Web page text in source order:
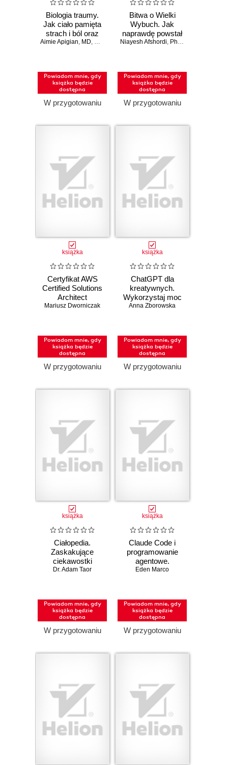
Biologia traumy.
Jak ciało pamięta
strach i ból oraz
jak przywrócić mu
Aimie Apigian, MD, Gabor Maté,MD
Powiadom mnie, gdy
książka będzie
dostępna
W przygotowaniu
Bitwa o Wielki
Wybuch. Jak
naprawdę powstał
Wszechświat
Niayesh Afshordi, Phil Halper
Powiadom mnie, gdy
książka będzie
dostępna
W przygotowaniu
książka
Certyfikat AWS
Certified Solutions
Architect
Associate.
projektowania w
chmurze i
skuteczne
egzaminu SAA-
Mariusz Dworniczak
Powiadom mnie, gdy
książka będzie
dostępna
W przygotowaniu
książka
ChatGPT dla
kreatywnych.
Wykorzystaj moc
AI w codziennych
Anna Zborowska
Powiadom mnie, gdy
książka będzie
dostępna
W przygotowaniu
książka
Ciałopedia.
Zaskakujące
ciekawostki
anatomiczne
Dr. Adam Taor
Powiadom mnie, gdy
książka będzie
dostępna
W przygotowaniu
książka
Claude Code i
programowanie
agentowe.
Przewodnik
agentowych
Eden Marco
Powiadom mnie, gdy
książka będzie
dostępna
W przygotowaniu